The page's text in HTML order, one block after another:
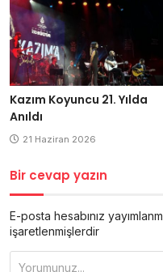
Kazım Koyuncu 21. Yılda
Anıldı
21 Haziran 2026
Bir cevap yazın
E-posta hesabınız
işaretlenmişlerdir